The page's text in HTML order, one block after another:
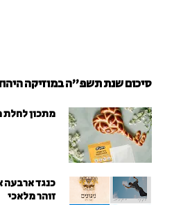
סיכום שנת תשפ"ה במוזיקה
מתכון
כנגד ארבעה
זוהר מלאכי